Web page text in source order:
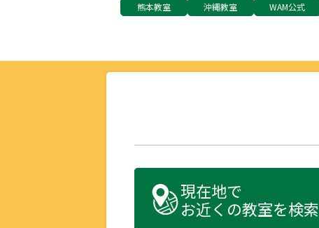
熊本教室
沖縄教室 WAM公式
現在地で
お近くの教室を検索